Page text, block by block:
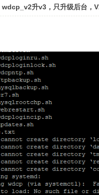
wdcp_v2升v3，只升级后台，